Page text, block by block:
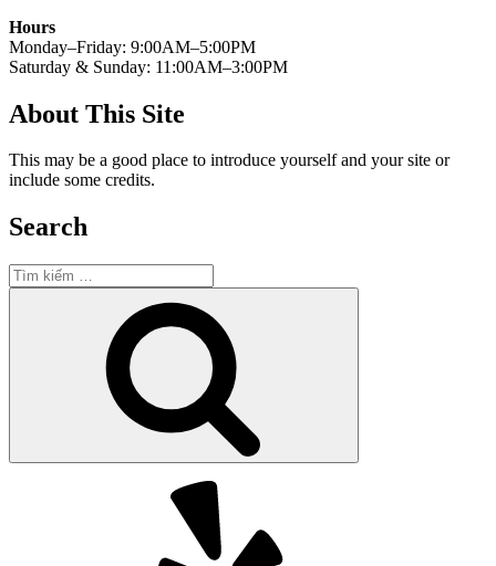
Hours
Monday–Friday: 9:00AM–5:00PM
Saturday & Sunday: 11:00AM–3:00PM
About This Site
This may be a good place to introduce yourself and your site or
include some credits.
Search
Tìm
kiếm: